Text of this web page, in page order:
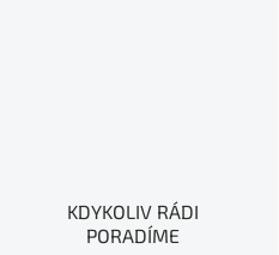
KDYKOLIV RÁDI
PORADÍME